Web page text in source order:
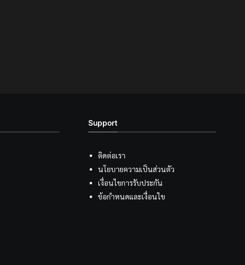
Support
ติดต่อเรา
นโยบายความเป็นส่วนตัว
เงื่อนไขการรับประกัน
ข้อกำหนดและเงื่อนไข